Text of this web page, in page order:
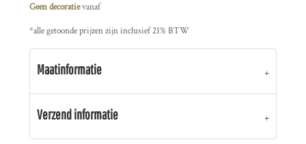
Geen decoratievanaf
*alle getoonde prijzen zijn inclusief 21% BTW
Maatinformatie
Verzend informatie